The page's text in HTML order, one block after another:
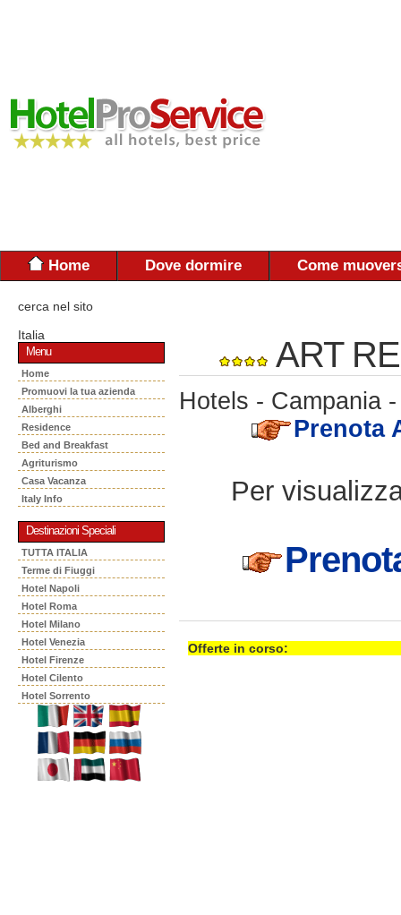
Home Dove dormire Come
cerca nel sito
Italia
Menu
Home
Promuovi la tua azienda
Alberghi
Residence
Bed and Breakfast
Agriturismo
Casa Vacanza
Italy Info
Destinazioni Speciali
TUTTA ITALIA
Terme di Fiuggi
Hotel Napoli
Hotel Roma
Hotel Milano
Hotel Venezia
Hotel Firenze
Hotel Cilento
Hotel Sorrento
ART
Hotels - Campania
Prenota
Per
Offerte in corso: